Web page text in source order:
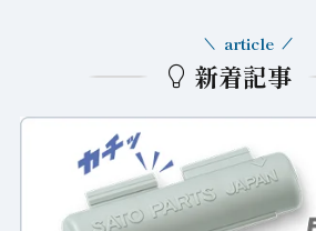
新着記事
article